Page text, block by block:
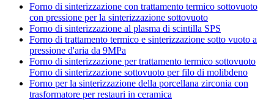
Forno di sinterizzazione con trattamento termico sottovuoto
con pressione per la sinterizzazione sottovuoto
Forno di sinterizzazione al plasma di scintilla SPS
Forno di trattamento termico e sinterizzazione sotto vuoto a
pressione d'aria da 9MPa
Forno di sinterizzazione per trattamento termico sottovuoto
Forno di sinterizzazione sottovuoto per filo di molibdeno
Forno per la sinterizzazione della porcellana zirconia con
trasformatore per restauri in ceramica